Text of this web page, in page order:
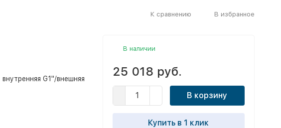
К сравнению В избранное
внутренняя G1"/внешняя
В наличии
25 018 руб.
В корзину
Купить в 1 клик